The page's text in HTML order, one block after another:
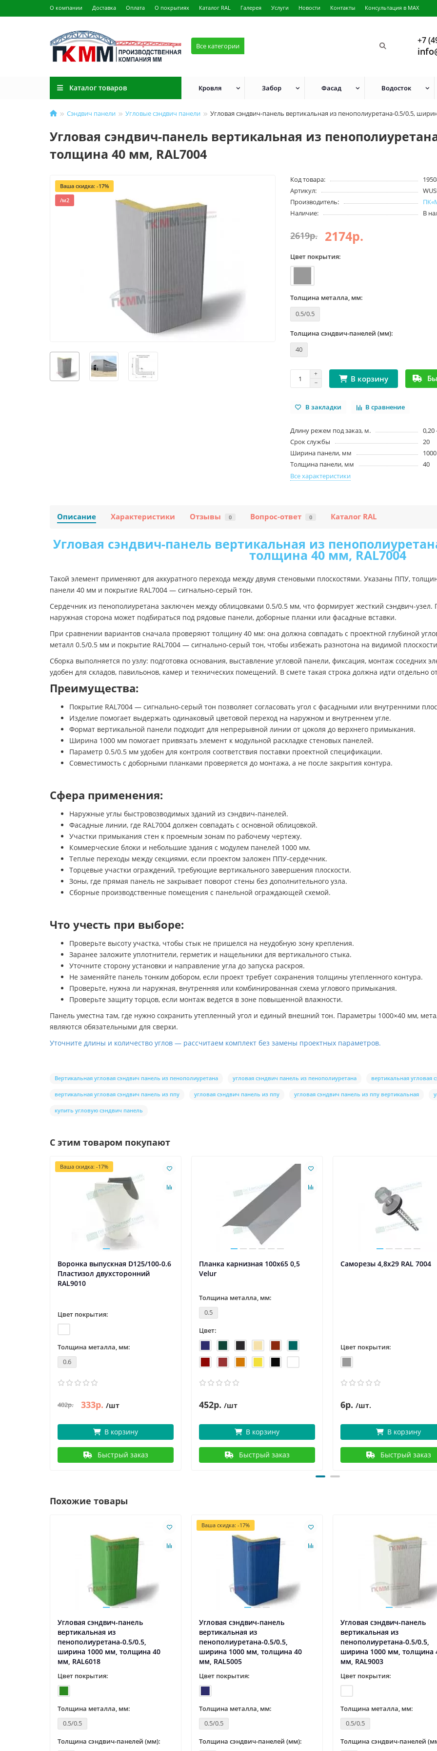
О компании Доставка Оплата О покрытиях Каталог RAL Галерея Услуги Новости Контакты Консультация в MAX
Все категории
+7
Каталог товаров Кровля Забор Фасад Водосток
Сэндвич панели Угловые сэндвич панели Угловая сэндвич-панель вертикальная из пенополиуретана-0.5/0.5,
Угловая сэндвич-панель вертикальная из
толщина 40 мм, RAL7004
Ваша скидка: -17%
/м2
Код товара:
Артикул:
Производитель:
Наличие:
В
2619р. 2174р.
Цвет покрытия:
Толщина металла, мм:
0.5/0.5
Толщина сэндвич-панелей (мм):
40
В корзину
В закладки В сравнение
Длину режем под заказ, м.
0,20
Срок службы
20
Ширина панели, мм
1000
Толщина панели, мм
40
Все характеристики
Описание Характеристики Отзывы 0 Вопрос-ответ 0 Каталог RAL
Угловая сэндвич-панель вертикальная из
толщина 40 мм, RAL7004
Такой элемент применяют для аккуратного перехода между двумя стеновыми плоскостями. Указаны ППУ,
панели 40 мм и покрытие RAL7004 — сигнально-серый тон.
Сердечник из пенополиуретана заключен между облицовками 0.5/0.5 мм, что формирует жесткий сэндвич-
наружная сторона может подбираться под рядовые панели, доборные планки или фасадные вставки.
При сравнении вариантов сначала проверяют толщину 40 мм: она должна совпадать с проектной глубиной
металл 0.5/0.5 мм и покрытие RAL7004 — сигнально-серый тон, чтобы избежать разнотона на видимой
Сборка выполняется по узлу: подготовка основания, выставление угловой панели, фиксация, монтаж соседних
удобен для складов, павильонов, камер и технических помещений. В смете такая строка должна идти
Преимущества:
Покрытие RAL7004 — сигнально-серый тон позволяет согласовать угол с фасадными или внутренними
Изделие помогает выдержать одинаковый цветовой переход на наружном и внутреннем угле.
Формат вертикальной панели подходит для непрерывной линии от цоколя до верхнего примыкания.
Ширина 1000 мм помогает привязать элемент к модульной раскладке стеновых панелей.
Параметр 0.5/0.5 мм удобен для контроля соответствия поставки проектной спецификации.
Совместимость с доборными планками проверяется до монтажа, а не после закрытия контура.
Сфера применения:
Наружные углы быстровозводимых зданий из сэндвич-панелей.
Фасадные линии, где RAL7004 должен совпадать с основной облицовкой.
Участки примыкания стен к проемным зонам по рабочему чертежу.
Коммерческие блоки и небольшие здания с модулем панелей 1000 мм.
Теплые переходы между секциями, если проектом заложен ППУ-сердечник.
Торцевые участки ограждений, требующие вертикального завершения плоскости.
Зоны, где прямая панель не закрывает поворот стены без дополнительного узла.
Сборные производственные помещения с панельной ограждающей схемой.
Что учесть при выборе:
Проверьте высоту участка, чтобы стык не пришелся на неудобную зону крепления.
Заранее заложите уплотнители, герметик и нащельники для вертикального стыка.
Уточните сторону установки и направление угла до запуска раскроя.
Не заменяйте панель тонким добором, если проект требует сохранения толщины утепленного контура.
Проверьте, нужна ли наружная, внутренняя или комбинированная схема углового примыкания.
Проверьте защиту торцов, если монтаж ведется в зоне повышенной влажности.
Панель уместна там, где нужно сохранить утепленный угол и единый внешний тон. Параметры 1000×40 мм,
являются обязательными для сверки.
Уточните длины и количество углов — рассчитаем комплект без замены проектных параметров.
Вертикальная угловая сэндвич панель из пенополиуретана угловая сэндвич панель из пенополиуретана вертикальная угловая
вертикальная угловая сэндвич панель из ппу угловая сэндвич панель из ппу угловая сэндвич панель из ппу вертикальная
купить угловую сэндвич панель
С этим товаром покупают
Ваша скидка: -17%
Воронка выпускная D125/100-0.6
Пластизол двухсторонний
RAL9010
Цвет покрытия:
Толщина металла, мм:
0.6
402р. 333р. /шт
В корзину
Быстрый заказ
Планка карнизная 100х65 0,5
Velur
Толщина металла, мм:
0.5
Цвет:
452р. /шт
В корзину
Быстрый заказ
Саморезы 4,8х29 RAL 7004
Цвет покрытия:
6р. /шт.
В корзину
Быстрый заказ
Похожие товары
Угловая сэндвич-панель
вертикальная из
пенополиуретана-0.5/0.5,
ширина 1000 мм, толщина 40
мм, RAL6018
Цвет покрытия:
Толщина металла, мм:
0.5/0.5
Толщина сэндвич-панелей (мм):
Ваша скидка: -17%
Угловая сэндвич-панель
вертикальная из
пенополиуретана-0.5/0.5,
ширина 1000 мм, толщина 40
мм, RAL5005
Цвет покрытия:
Толщина металла, мм:
0.5/0.5
Толщина сэндвич-панелей (мм):
Угловая сэндвич-панель
вертикальная из
пенополиуретана-0.5/0.5,
ширина 1000 мм, толщина
мм, RAL9003
Цвет покрытия:
Толщина металла, мм:
0.5/0.5
Толщина сэндвич-панелей